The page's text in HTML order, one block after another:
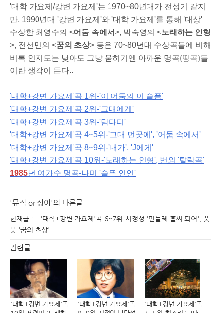
'대학 가요제/강변 가요제'는 1970~80년대가 전성기 같지
만, 1990년대 '강변 가요제'와 '대학 가요제'를 통해 '대상'
수상한 최영수의 <어둠 속에서>, 박숙영의 <노래하는 인형
>, 전선민의 <꿈의 초상> 등은 70~80년대 수상곡들에 비해
비록 인지도는 낮아도 그냥 묻히기엔 아까운 명곡(띵곡)들
이란 생각이 든다..
'대학+강변 가요제'곡 1위-'이 어둠의 이 슬픔'
'대학+강변 가요제'곡 2위-'그대에게'
'대학+강변 가요제'곡 3위-'담다디'
'대학+강변 가요제'곡 4~5위-'그대 먼곳에', '어둠 속에서'
'대학+강변 가요제'곡 8~9위-'내가', 'J에게'
'대학+강변 가요제'곡 10위-'노래하는 인형', 번외 '탈락곡'
1985년 여가수 명곡-나미 '슬픈 인연'
'뮤직 or 싱어'의 다른글
현재글
'대학+강변 가요제'곡 6~7위-서정성 '민들레 홀씨 되어', 풋
풋 '꿈의 초상'
관련글
'대학+강변 가요제'곡
'대학+강변 가요제'곡
'대학+강변 가요제'곡